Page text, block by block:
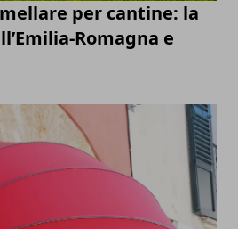
per cantine: la
Romagna e